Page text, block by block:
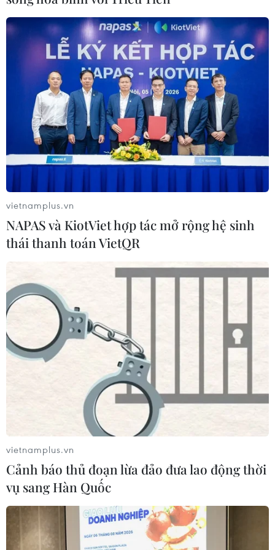
Tập trung cứu nạn, khắc phục hậu quả sạt
lở đất ở Quảng Trị, TT-Huế
18/10/2020 13:10
Thủ tướng vừa có Công điện về việc tập trung cứu nạn,
khắc phục hậu quả sạt lở đất tại khu vực Thủy điện Rào
Trăng 3, tỉnh Thừa Thiên-Huế và tại Đoàn Kinh tế Quốc
phòng 337-Quân khu 4, tỉnh Quảng Trị.
Khẩn trương tìm kiếm cứu nạn, hỗ trợ gia
đình có người chết, mất tích
Tính đến 18 giờ ngày 18/10 đã có 84 người chết, 38
người mất tích, 52.933 nhà bị ngập; 24.734 nhà bị hư
con gia súc, gia cầm bị chết, cuốn trôi...
vietnamplus.vn
NAPAS và KiotViet hợp tác mở rộng hệ sinh
thái thanh toán VietQR
vietnamplus.vn
Cảnh báo thủ đoạn lừa đảo đưa lao động thời
vụ sang Hàn Quốc